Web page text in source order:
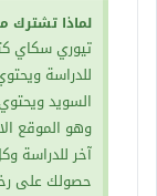
لماذا تشترك
تيوري سكاي
للدراسة
السويد
وهو الموقع
آخر للدراسة
حصولك على